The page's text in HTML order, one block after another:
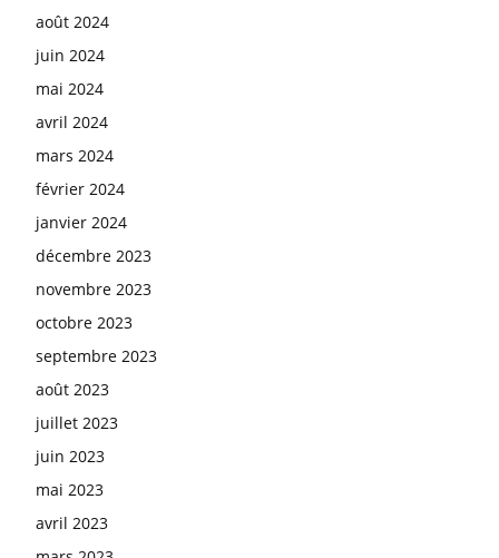
août 2024
juin 2024
mai 2024
avril 2024
mars 2024
février 2024
janvier 2024
décembre 2023
novembre 2023
octobre 2023
septembre 2023
août 2023
juillet 2023
juin 2023
mai 2023
avril 2023